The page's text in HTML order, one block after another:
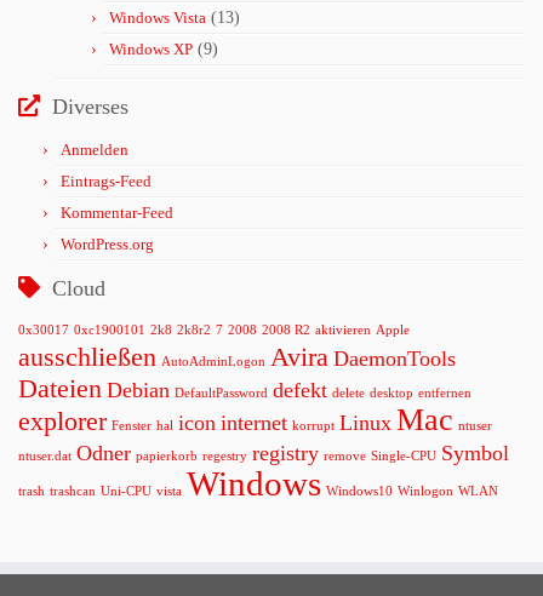
Windows Vista (13)
Windows XP (9)
Diverses
Anmelden
Eintrags-Feed
Kommentar-Feed
WordPress.org
Cloud
0x30017 0xc1900101 2k8 2k8r2 7 2008 2008 R2 aktivieren Apple
ausschließen AutoAdminLogon Avira DaemonTools
Dateien Debian DefaultPassword defekt delete desktop entfernen
explorer Fenster hal icon internet korrupt Linux Mac ntuser
ntuser.dat Odner papierkorb regestry registry remove Single-CPU Symbol
trash trashcan Uni-CPU vista Windows Windows10 Winlogon WLAN